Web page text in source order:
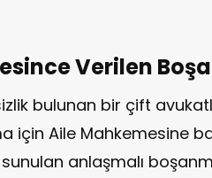
Verilen
bulunan bir çift
için Aile Mahkemesine
anlaşmalı